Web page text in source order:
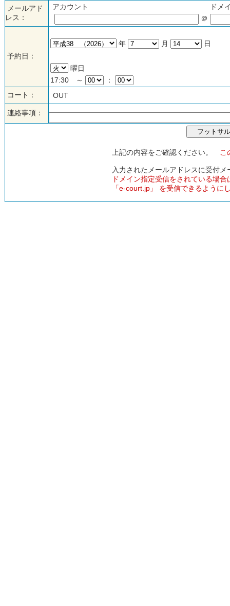
メールアド
レス：
アカウント
ドメ
＠
予約日：
年 月 日
曜日
17:30 ～
：
コート：
OUT
連絡事項：
上記の内容をご確認ください。 こ
入力されたメールアドレスに受付
ドメイン指定受信をされている場合
「e-court.jp」 を受信できるように